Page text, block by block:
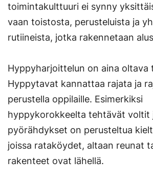
toimintakulttuuri ei synny
vaan toistosta, perusteluista ja
rutiineista, jotka rakennetaan
Hyppyharjoittelun on aina oltava
Hyppytavat kannattaa rajata ja
perustella oppilaille. Esimerkiksi
hyppykorokkeelta tehtävät voltit
pyörähdykset on perusteltua
joissa rataköydet, altaan reunat
rakenteet ovat lähellä.